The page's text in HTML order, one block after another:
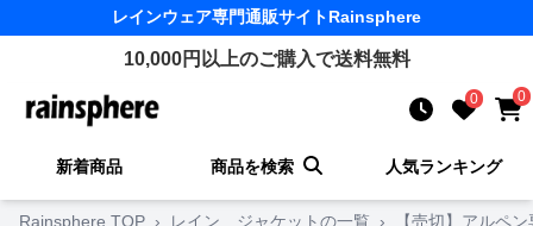
レインウェア専門通販サイトRainsphere
10,000円以上のご購入で送料無料
0 0
新着商品 商品を検索 人気ランキング
Rainsphere TOP › レイン ジャケットの一覧 › 【売切】アルペ